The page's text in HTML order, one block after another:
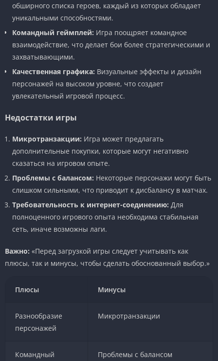
обширного списка героев, каждый из которых обладает
уникальными способностями.
Командный геймплей: Игра поощряет командное
взаимодействие, что делает бои более стратегическими и
захватывающими.
Качественная графика: Визуальные эффекты и дизайн
персонажей на высоком уровне, что создает
увлекательный игровой процесс.
Недостатки игры
Микротранзакции: Игра может предлагать
дополнительные покупки, которые могут негативно
сказаться на игровом опыте.
Проблемы с балансом: Некоторые персонажи могут быть
слишком сильными, что приводит к дисбалансу в матчах.
Требовательность к интернет-соединению: Для
полноценного игрового опыта необходима стабильная
сеть, иначе возможны лаги.
Важно: «Перед загрузкой игры следует учитывать как
плюсы, так и минусы, чтобы сделать обоснованный выбор.»
Плюсы Минусы
Разнообразие
персонажей
Микротранзакции
Командный Проблемы с балансом